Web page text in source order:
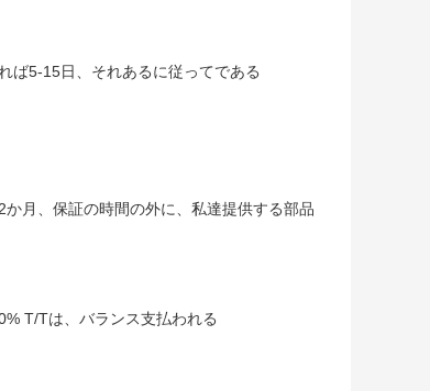
ば5-15日、それあるに従ってである
月、保証の時間の外に、私達提供する部品
T/Tは、バランス支払われる